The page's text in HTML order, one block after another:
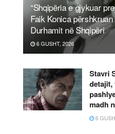
“Shqipëria e gjykuar
Faik Konica
Durhamit në Shqipëri
6 GUSHT, 2026
Stavri
detajit,
madh
6